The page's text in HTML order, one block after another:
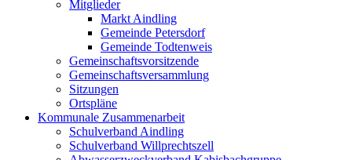
Mitglieder
Markt Aindling
Gemeinde Petersdorf
Gemeinde Todtenweis
Gemeinschaftsvorsitzende
Gemeinschaftsversammlung
Sitzungen
Ortspläne
Kommunale Zusammenarbeit
Schulverband Aindling
Schulverband Willprechtszell